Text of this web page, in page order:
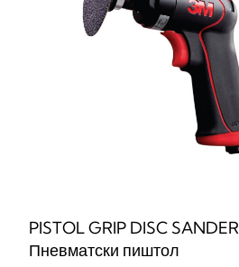
PISTOL GRIP DISC SANDER
Пневматски пиштол